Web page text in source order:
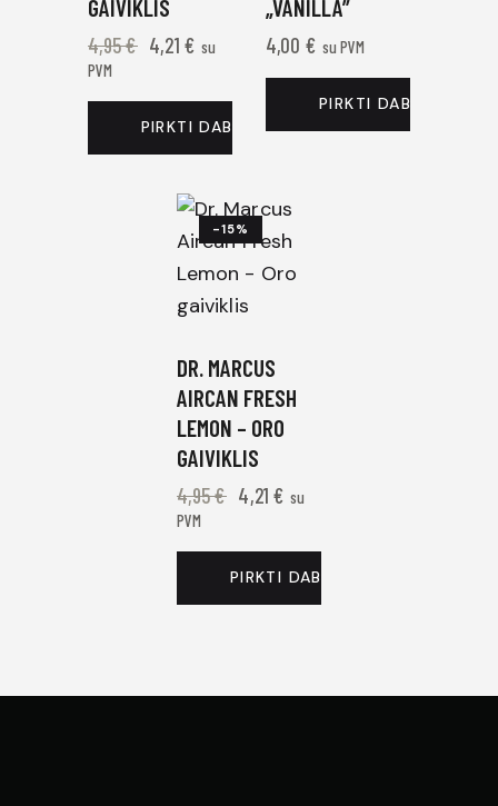
GAIVIKLIS
4,95€ 4,21 € su
PVM
PIRKTI DABAR
„VANILLA”
4,00 € su PVM
PIRKTI DABAR
-15%
DR. MARCUS
AIRCAN FRESH
LEMON – ORO
GAIVIKLIS
4,95€ 4,21 € su
PVM
PIRKTI DABAR